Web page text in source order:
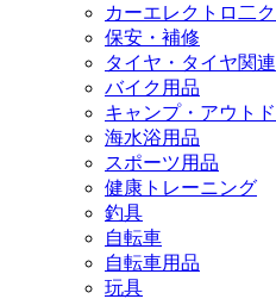
カーエレクトロ二
保安・補修
タイヤ・タイヤ関連
バイク用品
キャンプ・アウト
海水浴用品
スポーツ用品
健康トレーニング
釣具
自転車
自転車用品
玩具